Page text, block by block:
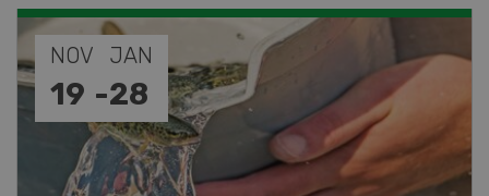
SEP
26 -27